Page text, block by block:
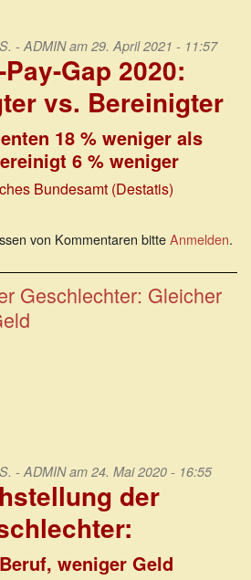
- ADMINam 29. April 2021 - 11:57
Gap 2020:
vs. Bereinigter
18 % weniger als
6 % weniger
Bundesamt (Destatis)
von Kommentaren bitteAnmelden.
Geschlechter: Gleicher
- ADMINam 24. Mai 2020 - 16:55
der
weniger Geld